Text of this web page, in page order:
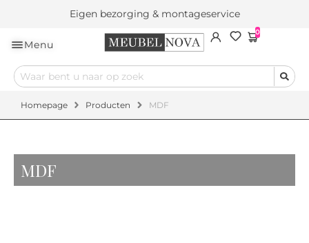
Eigen bezorging & montageservice
Menu
0
Homepage Producten MDF
MDF